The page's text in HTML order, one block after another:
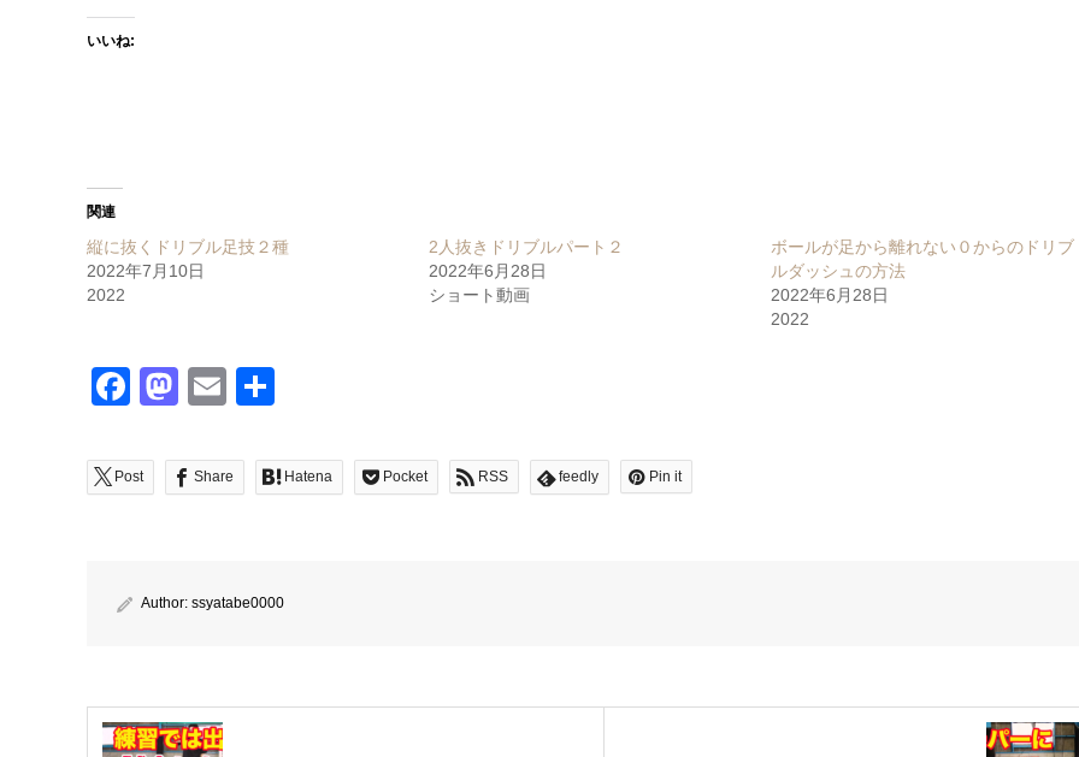
いいね:
関連
縦に抜くドリブル足技２種
2022年7月10日
2022
2人抜きドリブルパート２
2022年6月28日
ショート動画
ボールが足から離れない０からのドリブ
ルダッシュの方法
2022年6月28日
2022
Facebook
Mastodon
Email
Post Share Hatena Pocket RSS feedly Pin it
Author: ssyatabe0000